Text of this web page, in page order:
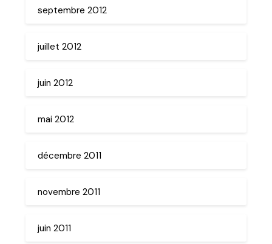
septembre 2012
juillet 2012
juin 2012
mai 2012
décembre 2011
novembre 2011
juin 2011